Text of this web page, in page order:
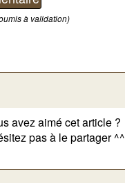
à validation)
avez aimé cet article ?
pas à le partager ^^